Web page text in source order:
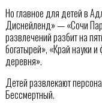
Но главное для детей в
Диснейленд» — «Сочи
развлечений разбит на
богатырей», «Край науки
деревня».
Детей развлекают
Бессмертный.